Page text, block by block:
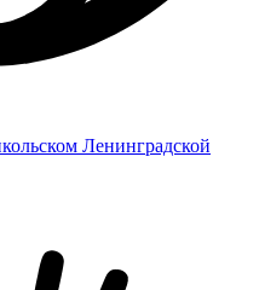
Ленинградской